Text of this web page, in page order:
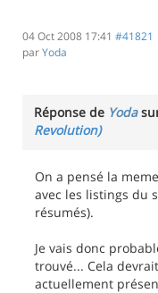
04 Oct 2008 17:41 #41821
parYoda
Réponse de Yoda
Revolution)
On a pensé la
avec les listings du
résumés).
Je vais donc
trouvé... Cela
actuellement